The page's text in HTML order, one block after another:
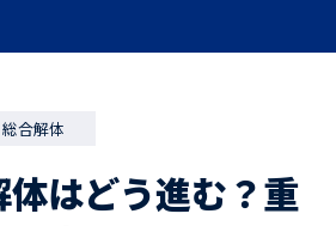
総合解体
はどう進む？重